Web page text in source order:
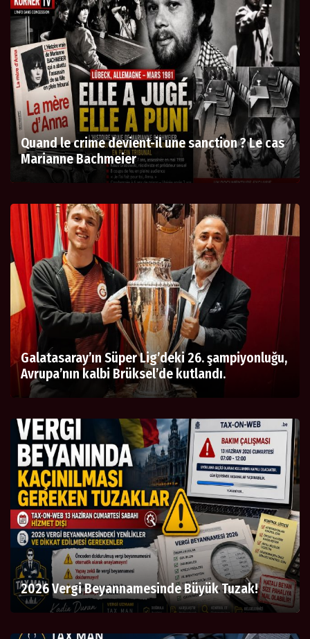
Quand le crime devient-il une sanction ? Le cas
Marianne Bachmeier
Galatasaray’ın Süper Lig’deki 26. şampiyonluğu,
Avrupa’nın kalbi Brüksel’de kutlandı.
2026 Vergi Beyannamesinde Büyük Tuzak!